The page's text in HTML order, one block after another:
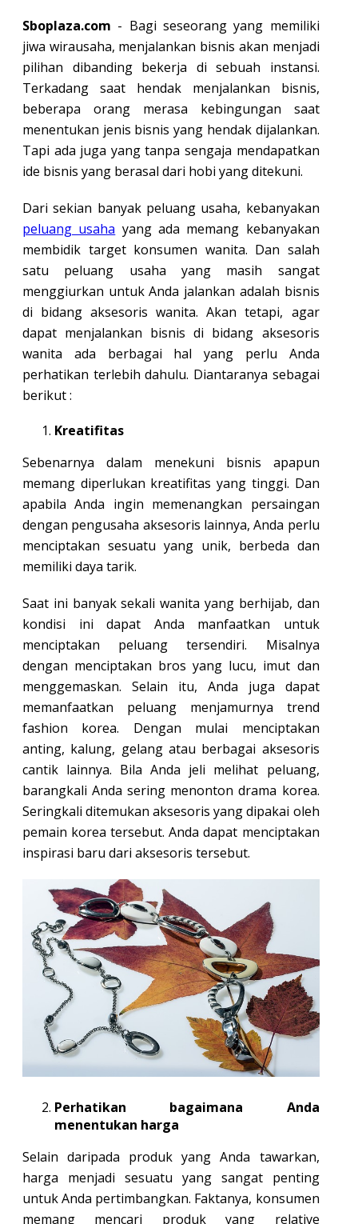
Sboplaza.com - Bagi seseorang yang memiliki
jiwa wirausaha, menjalankan bisnis akan menjadi
pilihan dibanding bekerja di sebuah instansi.
Terkadang saat hendak menjalankan bisnis,
beberapa orang merasa kebingungan saat
menentukan jenis bisnis yang hendak dijalankan.
Tapi ada juga yang tanpa sengaja mendapatkan
ide bisnis yang berasal dari hobi yang ditekuni.
Dari sekian banyak peluang usaha, kebanyakan
peluang usaha yang ada memang kebanyakan
membidik target konsumen wanita. Dan salah
satu peluang usaha yang masih sangat
menggiurkan untuk Anda jalankan adalah bisnis
di bidang aksesoris wanita. Akan tetapi, agar
dapat menjalankan bisnis di bidang aksesoris
wanita ada berbagai hal yang perlu Anda
perhatikan terlebih dahulu. Diantaranya sebagai
berikut :
Kreatifitas
Sebenarnya dalam menekuni bisnis apapun
memang diperlukan kreatifitas yang tinggi. Dan
apabila Anda ingin memenangkan persaingan
dengan pengusaha aksesoris lainnya, Anda perlu
menciptakan sesuatu yang unik, berbeda dan
memiliki daya tarik.
Saat ini banyak sekali wanita yang berhijab, dan
kondisi ini dapat Anda manfaatkan untuk
menciptakan peluang tersendiri. Misalnya
dengan menciptakan bros yang lucu, imut dan
menggemaskan. Selain itu, Anda juga dapat
memanfaatkan peluang menjamurnya trend
fashion korea. Dengan mulai menciptakan
anting, kalung, gelang atau berbagai aksesoris
cantik lainnya. Bila Anda jeli melihat peluang,
barangkali Anda sering menonton drama korea.
Seringkali ditemukan aksesoris yang dipakai oleh
pemain korea tersebut. Anda dapat menciptakan
inspirasi baru dari aksesoris tersebut.
Perhatikan bagaimana Anda
menentukan harga
Selain daripada produk yang Anda tawarkan,
harga menjadi sesuatu yang sangat penting
untuk Anda pertimbangkan. Faktanya, konsumen
memang mencari produk yang relative